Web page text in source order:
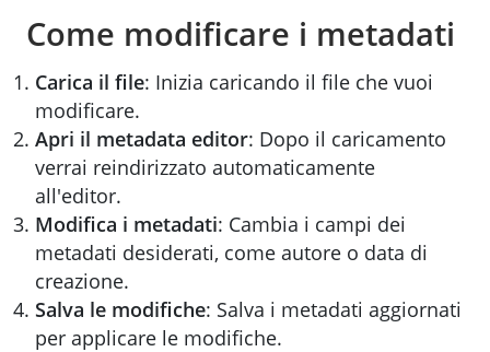
Come modificare i metadati
Carica il file: Inizia caricando il file che vuoi
modificare.
Apri il metadata editor: Dopo il caricamento
verrai reindirizzato automaticamente
all'editor.
Modifica i metadati: Cambia i campi dei
metadati desiderati, come autore o data di
creazione.
Salva le modifiche: Salva i metadati aggiornati
per applicare le modifiche.